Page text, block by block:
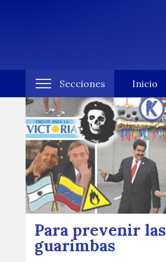
Secciones Inicio
Para prevenir las
guarimbas